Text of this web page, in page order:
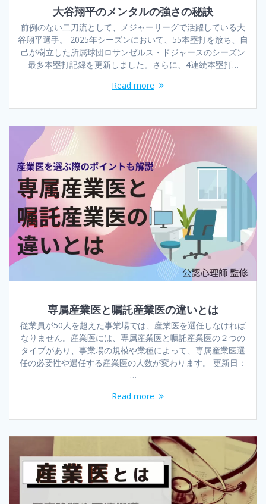
大谷翔平のメンタルの強さの秘訣
前例のない二刀流として、メジャーリーグで活躍している大
谷翔平選手。 2025年シーズンにおいて、55本塁打を放ち、自
己が樹立した所属球団ロサンゼルス・ドジャースのシーズン
最多本塁打記録を更新しました。さらに、4連続本塁打…
Read more
専属産業医と嘱託産業医の違いとは
従業員が50人を超えた事業場では、産業医を選任しなければ
なりません。産業医には、専属産業医と嘱託産業医の２つの
タイプがあり、事業場の規模や業種によって、専属産業医選
任の必要性や選任する産業医の人数が変わります。 更新日：
…
Read more